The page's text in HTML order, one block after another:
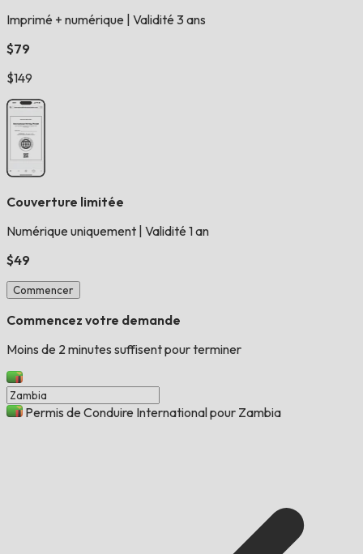
Imprimé + numérique Validité 3 ans
$79
$149
Couverture limitée
Numérique uniquement Validité 1 an
$49
Commencer
Commencez votre demande
Moins de 2 minutes suffisent pour terminer
Permis de Conduire International pour Zambia